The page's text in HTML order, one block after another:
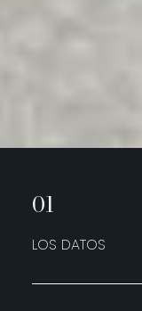
01
LOS DATOS